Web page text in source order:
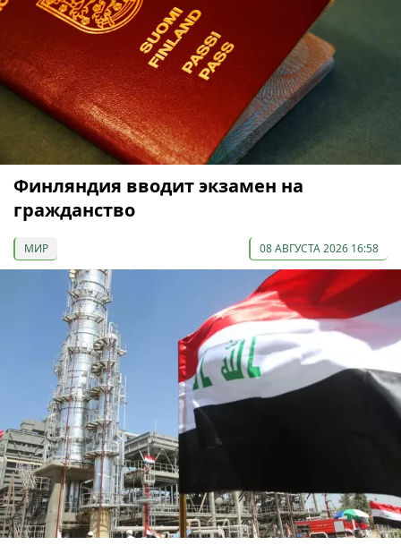
Финляндия вводит экзамен на
гражданство
МИР 08 АВГУСТА 2026 16:58